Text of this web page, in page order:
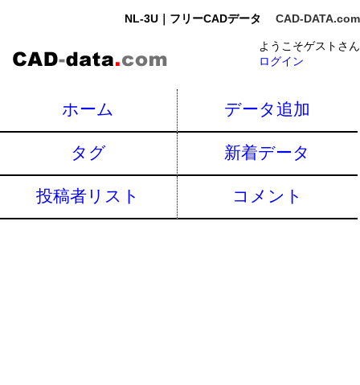
NL-3U｜フリーCADデータ CAD-DATA.com
ようこそゲストさん
ログイン
ホーム データ追加
タグ 新着データ
投稿者リスト コメント